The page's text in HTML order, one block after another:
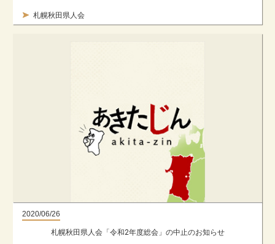
札幌秋田県人会
2020/06/26
札幌秋田県人会「令和2年度総会」の中止のお知らせ